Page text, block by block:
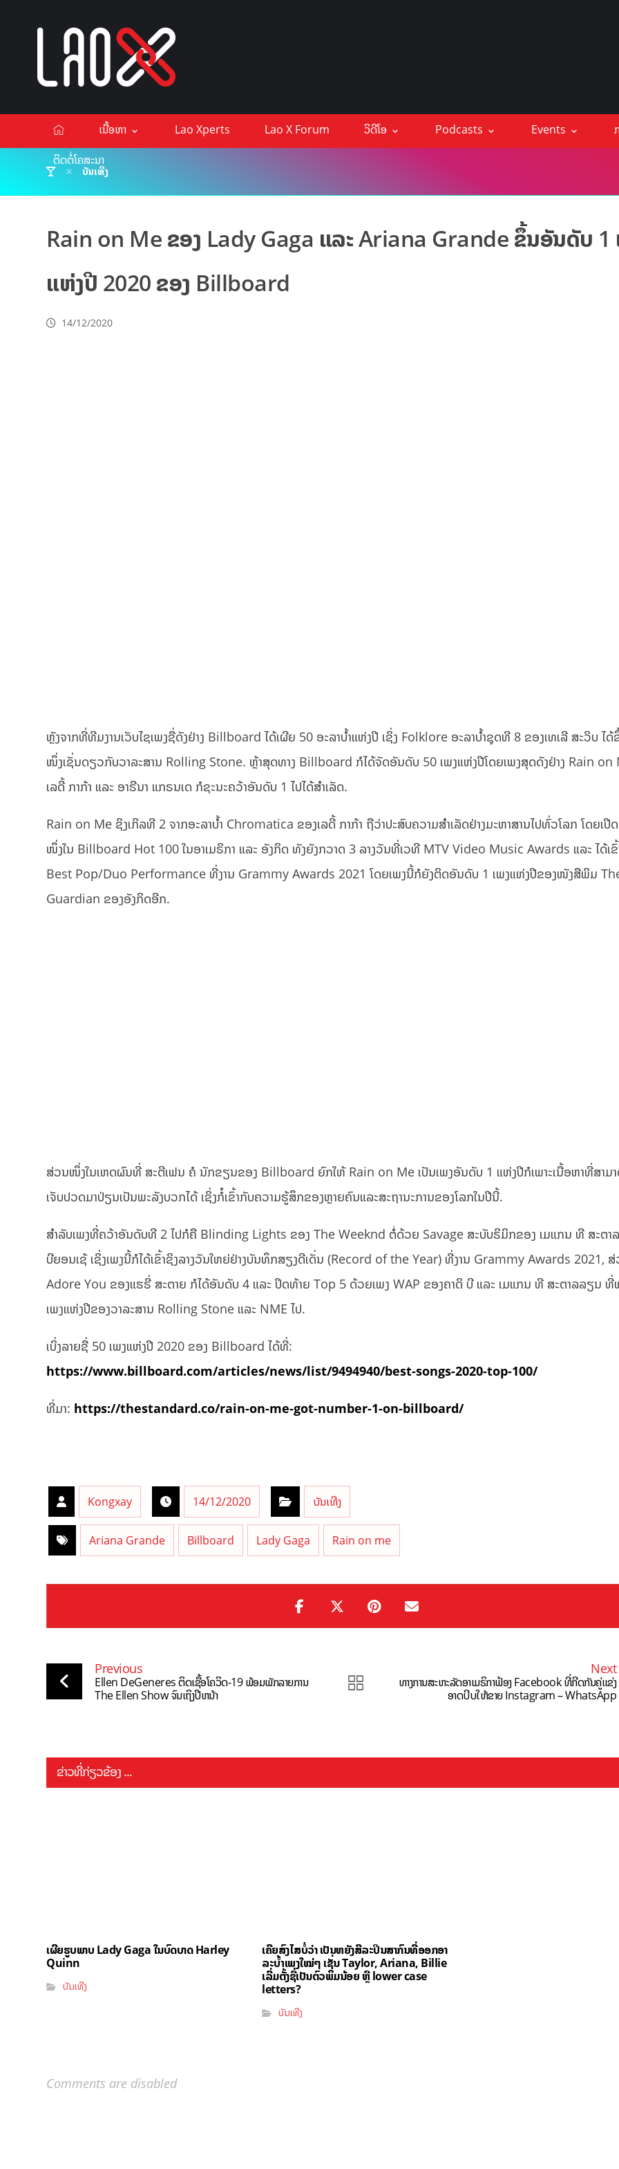
ເນື້ອຫາ Lao Xperts Lao X Forum ວິດີໂອ Podcasts Events
ຕິດຕໍ່ໂຄສະນາ
ບັນເທີງ
Rain on Me ຂອງ Lady Gaga ແລະ Ariana Grande ຂຶ້ນອັນດັບ 1
ແຫ່ງປີ 2020 ຂອງ Billboard
14/12/2020
ຫຼັງຈາກທີ່ທີມງານເວັບໄຊເພງຊື່ດັງຢ່າງ Billboard ໄດ້ເຜີຍ 50 ອະລາບຳ້ແຫ່ງປີ ເຊິ່ງ Folklore ອະລາບຳ້ຊຸດທີ 8 ຂອງເທເລີ ສະວິບ ໄ
ໜຶ່ງເຊັ່ນດຽວກັບວາລະສານ Rolling Stone. ຫຼ້າສຸດທາງ Billboard ກໍໄດ້ຈັດອັນດັບ 50 ເພງແຫ່ງປີໂດຍເພງສຸດດັງຢ່າງ ​Rain on
ເລດີ້ ກາກ້າ ແລະ ອາຣີນາ ແກຣນເດ ກໍຊະນະຄວ້າອັນດັບ 1 ໄປໄດ້ສຳເລັດ.
Rain on Me ຊິງເກິລທີ 2 ຈາກອະລາບຳ້ Chromatica ຂອງເລດີ້ ກາກ້າ ຖືວ່າປະສົບຄວາມສຳເລັດຢ່າງມະຫາສານໄປທົ່ວໂລກ ໂດຍເ
ໜຶ່ງໃນ Billboard Hot 100 ໃນອາເມຣິກາ ແລະ ອັງກິດ ທັງຍັງກວາດ 3 ລາງວັນທີ່ເວທີ MTV Video Music Awards ແລະ ໄດ້ເຂົ້
Best Pop/Duo Performance ທີ່ງານ Grammy Awards 2021 ໂດຍເພງນີ້ກໍຍັງຕິດອັນດັບ 1 ເພງແຫ່ງປີຂອງໜັງສືພິມ
Guardian ຂອງອັງກິດອີກ.
ສ່ວນໜຶ່ງໃນເຫດຜົນທີ່ ສະຕີເຟນ ຄໍ ນັກຂຽນຂອງ Billboard ຍົກໃຫ້ Rain on Me ເປັນເພງອັນດັບ 1 ແຫ່ງປີກໍເພາະເນື້ອຫາທີ່ສາມາ
ເຈັບປວດມາປ່ຽນເປັນພະລັງບວກໄດ້ ເຊິ່ງກໍໍເຂົ້າກັບຄວາມຮູ້ສຶກຂອງຫຼາຍຄົນແລະສະຖານະການຂອງໂລກໃນປີນີ້.
ສຳລັບເພງທີ່ຄວ້າອັນດັບທີ 2 ໄປກໍຄື Blinding Lights ຂອງ The Weeknd ຕໍ່ດ້ວຍ Savage ສະບັບຣິມິກຂອງ ເມແກນ ທີ ສະຕາ
ບີຍອນເຊ້ ເຊິ່ງເພງນີ້ກໍໄດ້ເຂົ້າຊິງລາງວັນໃຫຍ່ຢ່າງບັນທຶກສຽງດີເດັ່ນ (Record of the Year) ທີ່ງານ Grammy Awards 2021,
Adore You ຂອງແຮຣີ່ ສະຕາຍ ກໍໄດ້ອັນດັບ 4 ແລະ ປິດທ້າຍ Top 5 ດ້ວຍເພງ WAP ຂອງຄາດິ ບີ ແລະ ເມແກນ ທີ ສະຕາລລຽນ ທີ່
ເພງແຫ່ງປີຂອງວາລະສານ Rolling Stone ແລະ NME ໄປ.
ເບິ່ງລາຍຊື່ 50 ເພງແຫ່ງປີ 2020 ຂອງ Billboard ໄດ້ທີ່:
https://www.billboard.com/articles/news/list/9494940/best-songs-2020-top-100/
ທີ່ມາ: https://thestandard.co/rain-on-me-got-number-1-on-billboard/
Kongxay 14/12/2020 ບັນເທີງ
Ariana Grande Billboard Lady Gaga Rain on me
Previous
Ellen DeGeneres ຕິດເຊື້ອໂຄວິດ-19 ພ້ອມພັກລາຍການ
The Ellen Show ຈົນເຖິງປີຫນ້າ
Next
ທາງການສະຫະລັດອາເມຣິກາຟ້ອງ Facebook ທີ່ກີດກັນຄູ່ແຂ່ງ
ອາດບີບໃຫ້ຂາຍ Instagram – WhatsApp
ຂ່າວທີ່ກ່ຽວຂ້ອງ ...
ເຜີຍຮູບພາບ Lady Gaga ໃນບົດບາດ Harley
Quinn
ບັນເທີງ
ເຄີຍສົງໄສບໍ່ວ່າ ເປັນຫຍັງສີລະປິນສາກົນທີ່ອອກອາ
ລະບຳ້ເພງໃໝ່ໆ ເຊັ່ນ Taylor, Ariana, Billie
ເລີ່ມຕັ້ງຊື່ເປັນຕົວພິມນ້ອຍ ຫຼື lower case
letters?
ບັນເທີງ
Comments are disabled